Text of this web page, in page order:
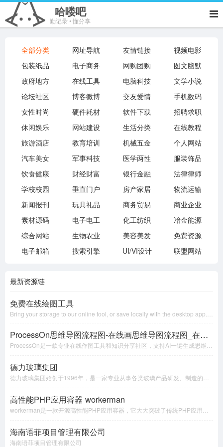
哈喽吧
勤记录 • 懂分享
全部分类 网址导航 友情链接
视频电影
包装纸品
电子商务 网购团购
图文幽默
政府地方
在线工具 电脑科技
文学小说
论坛社区
博客微博 交友爱情
手机数码
女性时尚
硬件耗材 软件下载
招聘求职
休闲娱乐
网站建设 生活分类
在线教程
旅游酒店
教育培训 机械五金
个人网站
汽车美女
军事科技 医学两性
服装饰品
饮食健康
财经财富 银行金融
法律律师
学校校园
垂直门户 房产家居
物流运输
新闻报刊
玩具礼品 商务贸易
商业企业
素材源码
电子电工 化工纺织
冶金能源
综合网站
生物农业 美容美发
免费资源
电子邮箱
搜索引擎 UI/VI设计 联盟网站
最新资源链
免费在线绘图工具
ProcessOn思维导图流程图-在线画思维导图流程图_在线作图实时协作
德力玻璃集团
高性能PHP应用容器 workerman
海南语菲项目管理有限公司
海南语菲项目管理有限公司